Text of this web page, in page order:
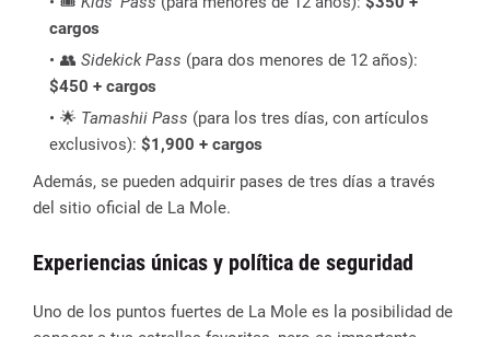
cargos
👥 Sidekick Pass (para dos menores de 12 años):
$450 + cargos
🌟 Tamashii Pass (para los tres días, con artículos
exclusivos): $1,900 + cargos
Además, se pueden adquirir pases de tres días a través
del sitio oficial de La Mole.
Experiencias únicas y política de seguridad
Uno de los puntos fuertes de La Mole es la posibilidad de